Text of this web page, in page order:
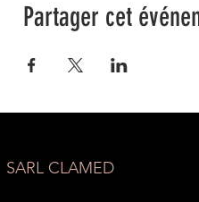
Partager cet
SARL CLAMED